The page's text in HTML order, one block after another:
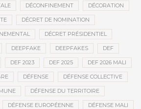
DÉCONFINEMENT DÉCORATION
DÉCRET DE NOMINATION
DÉCRET PRÉSIDENTIEL
DEEPFAKE DEEPFAKES DEF
DEF 2023 DEF 2025 DEF 2026 MALI
DÉFENSE DÉFENSE COLLECTIVE
DÉFENSE DU TERRITOIRE
DÉFENSE EUROPÉENNE DÉFENSE MALI